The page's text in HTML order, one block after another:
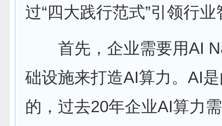
过“四大践行范式”引领行
首先，企业需要用AI
础设施来打造AI算力。AI
的，过去20年企业AI算力